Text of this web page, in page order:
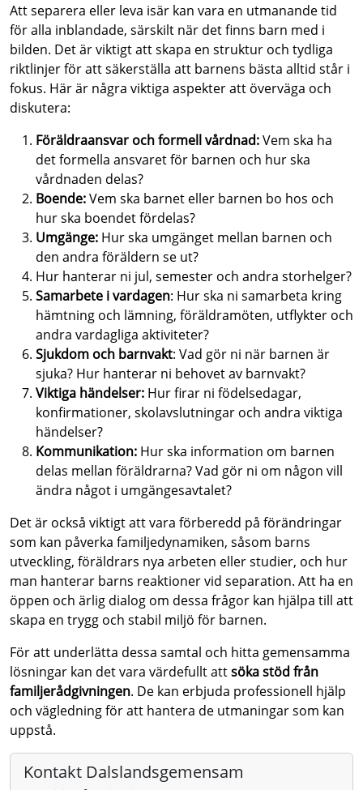
Att separera eller leva isär kan vara en utmanande tid
för alla inblandade, särskilt när det finns barn med i
bilden. Det är viktigt att skapa en struktur och tydliga
riktlinjer för att säkerställa att barnens bästa alltid står i
fokus. Här är några viktiga aspekter att överväga och
diskutera:
Föräldraansvar och formell vårdnad:Vem ska ha
det formella ansvaret för barnen och hur ska
vårdnaden delas?
Boende:Vem ska barnet eller barnen bo hos och
hur ska boendet fördelas?
Umgänge: Hur ska umgänget mellan barnen och
den andra föräldern se ut?
Hur hanterar ni jul, semester och andra storhelger?
Samarbete i vardagen: Hur ska ni samarbeta kring
hämtning och lämning, föräldramöten, utflykter och
andra vardagliga aktiviteter?
Sjukdom och barnvakt: Vad gör ni när barnen är
sjuka? Hur hanterar ni behovet av barnvakt?
Viktiga händelser: Hur firar ni födelsedagar,
konfirmationer, skolavslutningar och andra viktiga
händelser?
Kommunikation: Hur ska information om barnen
delas mellan föräldrarna? Vad gör ni om någon vill
ändra något i umgängesavtalet?
Det är också viktigt att vara förberedd på förändringar
som kan påverka familjedynamiken, såsom barns
utveckling, föräldrars nya arbeten eller studier, och hur
man hanterar barns reaktioner vid separation. Att ha en
öppen och ärlig dialog om dessa frågor kan hjälpa till att
skapa en trygg och stabil miljö för barnen.
För att underlätta dessa samtal och hitta gemensamma
lösningar kan det vara värdefullt attsöka stöd från
familjerådgivningen. De kan erbjuda professionell hjälp
och vägledning för att hantera de utmaningar som kan
uppstå.
Kontakt Dalslandsgemensam